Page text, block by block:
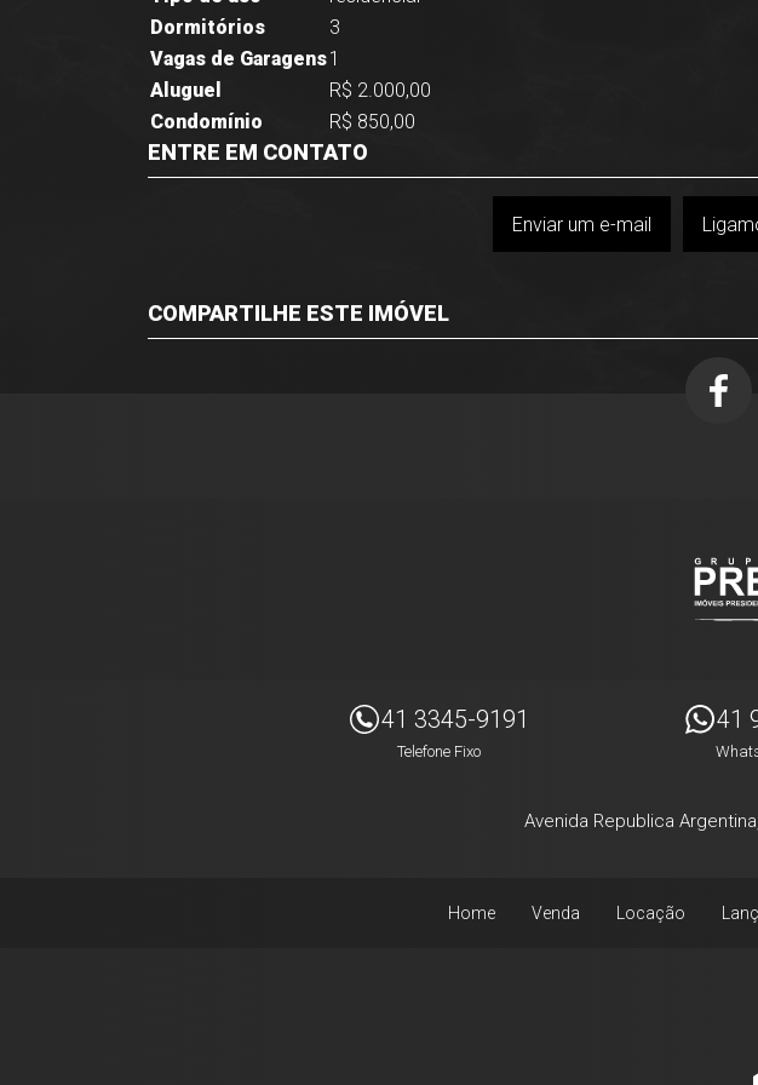
Dormitórios
3
Vagas de Garagens1
Aluguel
R$ 2.000,00
Condomínio
R$ 850,00
ENTRE EM CONTATO
Enviar um e-mail
COMPARTILHE ESTE IMÓVEL
41 3345-9191
Telefone Fixo
41
Avenida Republica
Home Venda Locação